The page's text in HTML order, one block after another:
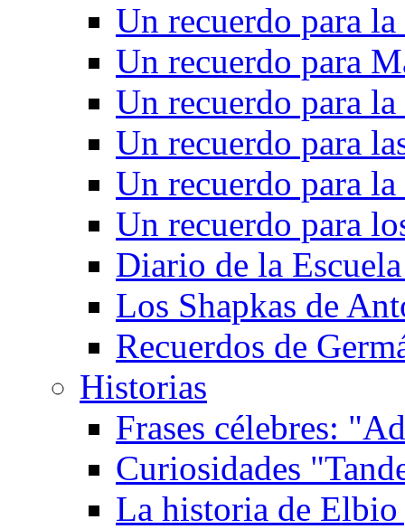
Un recuerdo para
Un recuerdo para
Un recuerdo para
Un recuerdo para
Un recuerdo para
Un recuerdo para
Diario de la
Los Shapkas de
Recuerdos de
Historias
Frases célebres:
Curiosidades
La historia de